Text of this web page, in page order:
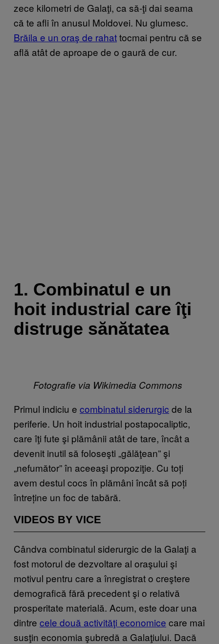
zece kilometri de Galaţi, ca să-ţi dai seama
că te afli în anusul Moldovei. Nu glumesc.
Brăila e un oraş de rahattocmai pentru că se
află atât de aproape de o gaură de cur.
1. Combinatul e un
hoit industrial care îţi
distruge sănătatea
Fotografie via Wikimedia Commons
Primul indiciu e combinatul siderurgic de la
periferie. Un hoit industrial postapocaliptic,
care îţi fute şi plămânii atât de tare, încât a
devenit inutil să foloseşti „gălăţean” şi
„nefumător” în aceeaşi propoziţie. Cu toți
avem destul cocs în plămâni încât să poți
întreține un foc de tabără.
VIDEOS BY VICE
Cândva combinatul siderurgic de la Galaţi a
fost motorul de dezvoltare al oraşului şi
motivul pentru care a înregistrat o creştere
demografică fără precedent şi o relativă
prosperitate materială. Acum, este doar una
dintre cele două activităţi economice care mai
susţin economia şubredă a Galaţiului. Dacă